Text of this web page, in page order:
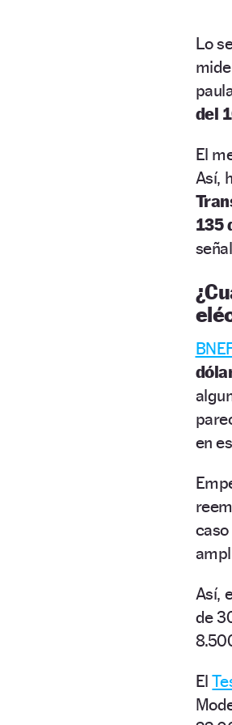
Lo
del
El
Así,
135
en
Así,
de
El